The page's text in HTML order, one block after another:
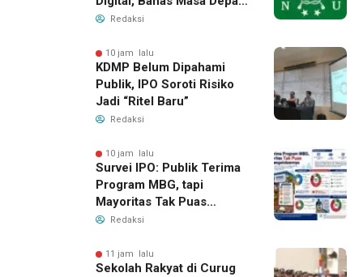
NU di Era Disrupsi
Redaksi
10 jam lalu
KDMP Belum Dipahami
Publik, IPO Soroti Risiko
Jadi “Ritel Baru”
Redaksi
10 jam lalu
Survei IPO: Publik Terima
Program MBG, tapi
Mayoritas Tak Puas
dengan Pengelolaannya
Redaksi
11 jam lalu
Sekolah Rakyat di Curug